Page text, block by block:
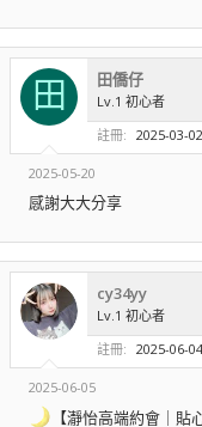
WzLib/ MapleLib​
單元測試​
運行該軟件至少需要
在 Windows 10 上，否
https://
瀏覽附件715
*** 隱藏內容無法引用
田 田僑仔
Lv.1 初心者
註冊
2025-03-02
2025-05-20
感謝大大分享
cy34yy
Lv.1 初心者
註冊
2025-06-04
2025-06-05
【瀞怡高端約會｜貼